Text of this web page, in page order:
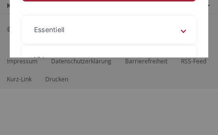
Kontaktinfo
© 2026 Eberhard Karls Universität Tübingen, Tübingen
Impressum Datenschutzerklärung Barrierefreiheit RSS-Feed
Kurz-Link Drucken
Essentiell
Videos